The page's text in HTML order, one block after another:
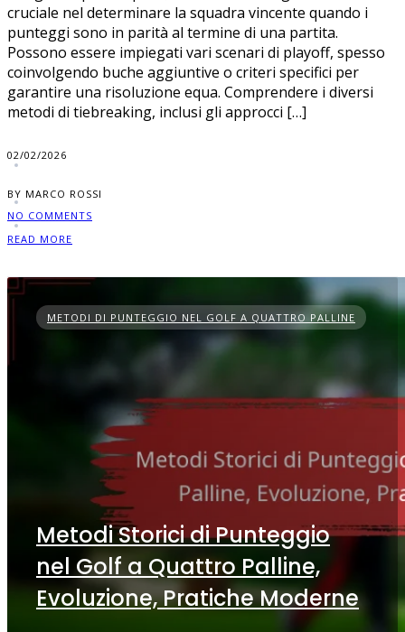
cruciale nel determinare la squadra vincente quando i
punteggi sono in parità al termine di una partita.
Possono essere impiegati vari scenari di playoff, spesso
coinvolgendo buche aggiuntive o criteri specifici per
garantire una risoluzione equa. Comprendere i diversi
metodi di tiebreaking, inclusi gli approcci […]
02/02/2026
BY MARCO ROSSI
NO COMMENTS
READ MORE
METODI DI PUNTEGGIO NEL GOLF A QUATTRO PALLINE
Metodi Storici di Punteggio
nel Golf a Quattro Palline,
Evoluzione, Pratiche Moderne